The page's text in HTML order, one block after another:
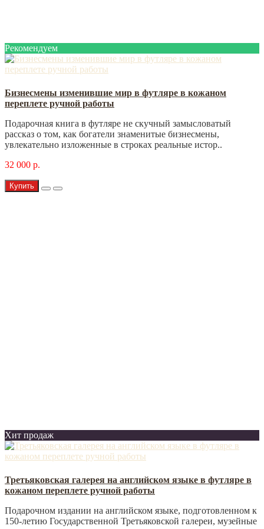
Рекомендуем
Бизнесмены изменившие мир в футляре в кожаном
переплете ручной работы
Подарочная книга в футляре не скучный замысловатый
рассказ о том, как богатели знаменитые бизнесмены,
увлекательно изложенные в строках реальные истор..
32 000 р.
Купить
Хит продаж
Третьяковская галерея на английском языке в футляре в
кожаном переплете ручной работы
Подарочном издании на английском языке, подготовленном к
150-летию Государственной Третьяковской галереи, музейные